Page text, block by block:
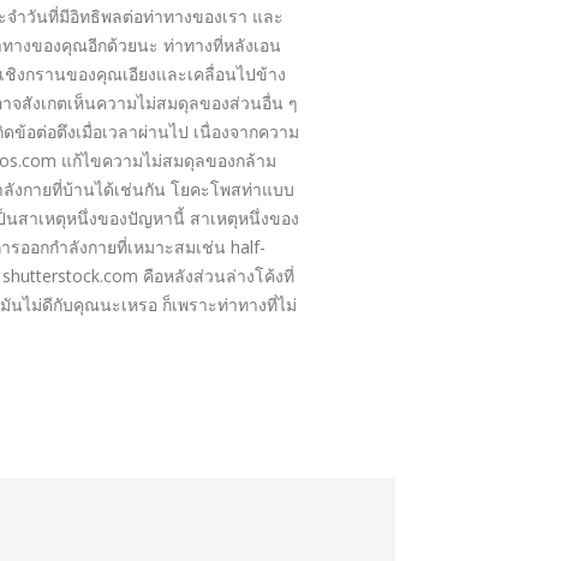
ำวันที่มีอิทธิพลต่อท่าทางของเรา และ
งของคุณอีกด้วยนะ ท่าทางที่หลังเอน
งกรานของคุณเอียงและเคลื่อนไปข้าง
จสังเกตเห็นความไม่สมดุลของส่วนอื่น ๆ
อต่อตึงเมื่อเวลาผ่านไป เนื่องจากความ
แก้ไขความไม่สมดุลของกล้าม
งกายที่บ้านได้เช่นกัน โยคะโพสท่าแบบ
นสาเหตุหนึ่งของปัญหานี้ สาเหตุหนึ่งของ
ออกกำลังกายที่เหมาะสมเช่น half-
คือหลังส่วนล่างโค้งที่
นไม่ดีกับคุณนะเหรอ ก็เพราะท่าทางที่ไม่